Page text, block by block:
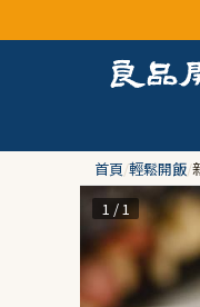
首頁/輕鬆開飯/
1 / 1